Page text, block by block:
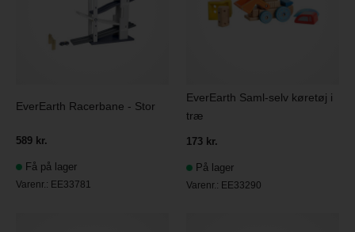
EverEarth Racerbane - Stor
589 kr.
Få på lager
Varenr.: EE33781
EverEarth Saml-selv køretøj i
træ
173 kr.
På lager
Varenr.: EE33290